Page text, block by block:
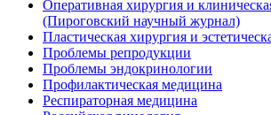
Оперативная хирургия и
(Пироговский научный журнал)
Пластическая хирургия и
Проблемы репродукции
Проблемы эндокринологии
Профилактическая медицина
Респираторная медицина